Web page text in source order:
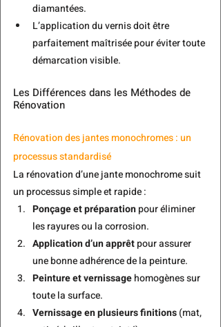
diamantées.
L’application du vernis doit être
parfaitement maîtrisée pour éviter toute
démarcation visible.
Les Différences dans les Méthodes de
Rénovation
Rénovation des jantes monochromes : un
processus standardisé
La rénovation d’une jante monochrome suit
un processus simple et rapide :
Ponçage et préparation pour éliminer
les rayures ou la corrosion.
Application d’un apprêt pour assurer
une bonne adhérence de la peinture.
Peinture et vernissage homogènes sur
toute la surface.
Vernissage en plusieurs finitions (mat,